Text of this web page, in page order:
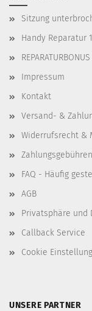
Sitzung
Handy Reparatur
Impressum
Kontakt
Versand- &
Widerrufsrecht &
Zahlungsgebühren
FAQ - Häufig
AGB
Privatsphäre und
Callback Service
Cookie
UNSERE PARTNER